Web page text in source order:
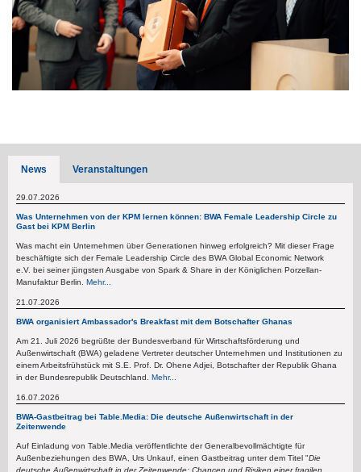
News Veranstaltungen
29.07.2026
Was Unternehmen von der KPM lernen können: BWA Female Leadership Circle zu
Gast bei KPM Berlin
Was macht ein Unternehmen über Generationen hinweg erfolgreich? Mit dieser Frage
beschäftigte sich der Female Leadership Circle des BWA Global Economic Network
e.V. bei seiner jüngsten Ausgabe von Spark & Share in der Königlichen Porzellan-
Manufaktur Berlin. Mehr...
21.07.2026
BWA organisiert Ambassador's Breakfast mit dem Botschafter Ghanas
Am 21. Juli 2026 begrüßte der Bundesverband für Wirtschaftsförderung und
Außenwirtschaft (BWA) geladene Vertreter deutscher Unternehmen und Institutionen zu
einem Arbeitsfrühstück mit S.E. Prof. Dr. Ohene Adjei, Botschafter der Republik Ghana
in der Bundesrepublik Deutschland. Mehr...
16.07.2026
BWA-Gastbeitrag bei Table.Media: Die deutsche Außenwirtschaft in der
Zeitenwende
Auf Einladung von Table.Media veröffentlichte der Generalbevollmächtigte für
Außenbeziehungen des BWA, Urs Unkauf, einen Gastbeitrag unter dem Titel "Die
deutsche Außenwirtschaft in der Zeitenwende: Chancen und Risiken einer fragilen